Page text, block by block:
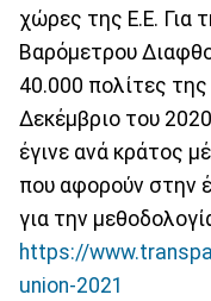
χώρες της Ε.Ε. Για
Βαρόμετρου
40.000 πολίτες
Δεκέμβριο του
έγινε ανά κράτος
που αφορούν στην
για την
https://
union-2021